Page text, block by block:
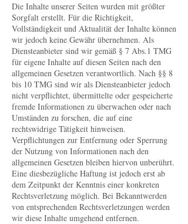
Die Inhalte unserer Seiten wurden mit größter
Sorgfalt erstellt. Für die Richtigkeit,
Vollständigkeit und Aktualität der Inhalte können
wir jedoch keine Gewähr übernehmen. Als
Diensteanbieter sind wir gemäß § 7 Abs.1 TMG
für eigene Inhalte auf diesen Seiten nach den
allgemeinen Gesetzen verantwortlich. Nach §§ 8
bis 10 TMG sind wir als Diensteanbieter jedoch
nicht verpflichtet, übermittelte oder gespeicherte
fremde Informationen zu überwachen oder nach
Umständen zu forschen, die auf eine
rechtswidrige Tätigkeit hinweisen.
Verpflichtungen zur Entfernung oder Sperrung
der Nutzung von Informationen nach den
allgemeinen Gesetzen bleiben hiervon unberührt.
Eine diesbezügliche Haftung ist jedoch erst ab
dem Zeitpunkt der Kenntnis einer konkreten
Rechtsverletzung möglich. Bei Bekanntwerden
von entsprechenden Rechtsverletzungen werden
wir diese Inhalte umgehend entfernen.